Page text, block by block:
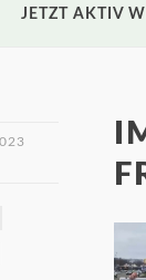
JETZT AKTIV